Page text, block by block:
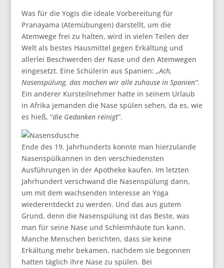
Was für die Yogis die ideale Vorbereitung für
Pranayama (Atemübungen) darstellt, um die
Atemwege frei zu halten, wird in vielen Teilen der
Welt als bestes Hausmittel gegen Erkältung und
allerlei Beschwerden der Nase und den Atemwegen
eingesetzt. Eine Schülerin aus Spanien: „Ach,
Nasenspülung, das machen wir alle zuhause in Spanien”.
Ein anderer Kursteilnehmer hatte in seinem Urlaub
in Afrika jemanden die Nase spülen sehen, da es, wie
es hieß, “die Gedanken reinigt”.
Ende des 19. Jahrhunderts konnte man hierzulande
Nasenspülkannen in den verschiedensten
Ausführungen in der Apotheke kaufen. Im letzten
Jahrhundert verschwand die Nasenspülung dann,
um mit dem wachsenden Interesse an Yoga
wiederentdeckt zu werden. Und das aus gutem
Grund, denn die Nasenspülung ist das Beste, was
man für seine Nase und Schleimhäute tun kann.
Manche Menschen berichten, dass sie keine
Erkältung mehr bekamen, nachdem sie begonnen
hatten täglich ihre Nase zu spülen. Bei